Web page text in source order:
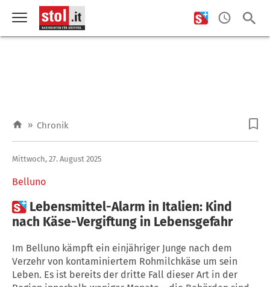
» Chronik
Belluno
Mittwoch, 27. August 2025
 Lebensmittel-Alarm in Italien: Kind
nach Käse-Vergiftung in Lebensgefahr
Im Belluno kämpft ein einjähriger Junge nach dem
Verzehr von kontaminiertem Rohmilchkäse um sein
Leben. Es ist bereits der dritte Fall dieser Art in der